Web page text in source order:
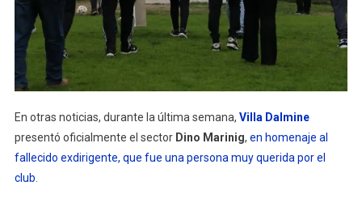
En otras noticias, durante la última semana, Villa Dalmine
presentó oficialmente el sector Dino Marinig, en homenaje al
fallecido exdirigente, que fue una persona muy querida por el
club.